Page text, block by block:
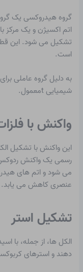
گروه هیدروکسی یک
اتم اکسیژن و یک مرکز
تشکیل می شود. این
است.
به دلیل گروه عاملی
شیمیایی t معمول.
واکنش با
این واکنش با تشکیل
رسمی یک واکنش ردوکس
می شود و اتم های
عنصری کاهش می یابد.
تشکیل استر
الکل ها، از جمله، با
دهند و استرهای